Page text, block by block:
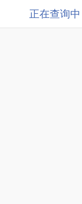
正在查询中